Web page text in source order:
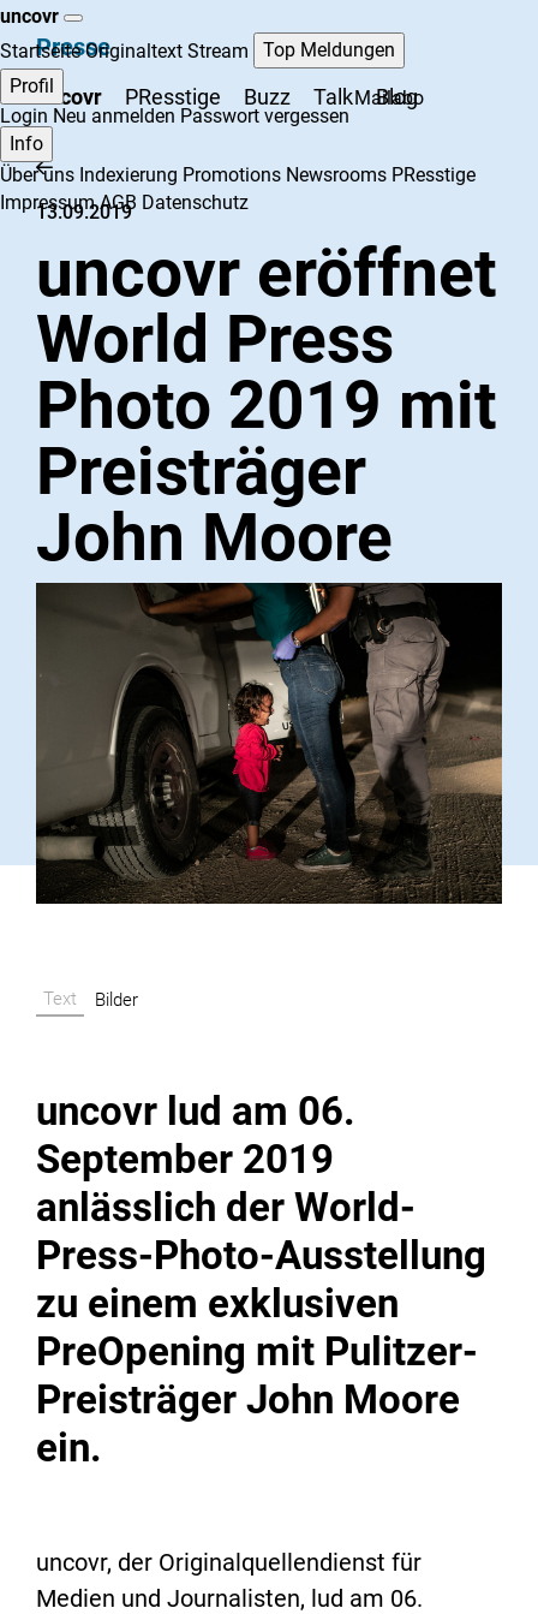
uncovr
Startseite Originaltext Stream
Top Meldungen
Profil
Login Neu anmelden Passwort vergessen
Mailabo
Info
Über uns Indexierung Promotions Newsrooms PResstige
Impressum AGB Datenschutz
Presse
uncovr PResstige Buzz Talk Blog
13.09.2019
uncovr eröffnet
World Press
Photo 2019 mit
Preisträger
John Moore
Text Bilder
uncovr lud am 06.
September 2019
anlässlich der World-
Press-Photo-Ausstellung
zu einem exklusiven
PreOpening mit Pulitzer-
Preisträger John Moore
ein.
uncovr, der Originalquellendienst für
Medien und Journalisten, lud am 06.